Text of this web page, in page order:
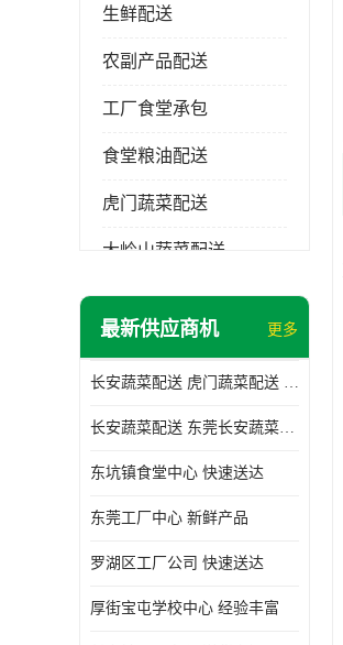
生鲜配送
农副产品配送
工厂食堂承包
食堂粮油配送
虎门蔬菜配送
大岭山蔬菜配送
长安蔬菜配送
最新供应商机 更多
长安蔬菜配送 虎门蔬菜配送 厚街蔬菜配送 大朗蔬菜配送
长安蔬菜配送 东莞长安蔬菜配送哪家好
东坑镇食堂中心 快速送达
东莞工厂中心 新鲜产品
罗湖区工厂公司 快速送达
厚街宝屯学校中心 经验丰富